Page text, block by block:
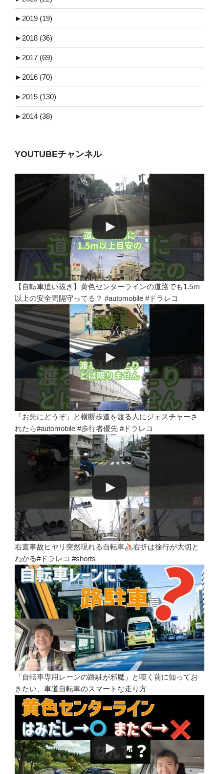
► 2019 (19)
► 2018 (36)
► 2017 (69)
► 2016 (70)
► 2015 (130)
► 2014 (38)
YOUTUBEチャンネル
【自転車追い抜き】黄色センターラインの道路でも1.5ｍ
以上の安全間隔守ってる？ #automobile #ドラレコ
「お先にどうぞ」と横断歩道を渡る人にジェスチャーさ
れたら#automobile #歩行者優先 #ドラレコ
右直事故ヒヤリ突然現れる自転車
右折は徐行が大切と
わかる#ドラレコ #shorts
「自転車専用レーンの路駐が邪魔」と嘆く前に知ってお
きたい、車道自転車のスマートな走り方